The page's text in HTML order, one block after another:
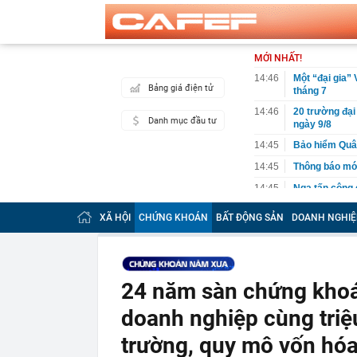
Bảng giá điện tử
Danh mục đầu tư
MỚI NHẤT!
14:46
Một “đại
tháng 7
14:46
20 trường đại
ngày 9/8
14:45
Bảo hiểm
14:45
Thông báo
14:45
Nga tấn
14:45
Thời gian
14:43
Toyota tiếp
14:30
OpenAI làm
14:22
Bắt tạm
đồng
14:20
Tử hình
XÃ HỘI CHỨNG KHOÁN BẤT ĐỘNG SẢN DOANH
24 năm sàn chứng
doanh nghiệp cùng
trường, quy mô vốn